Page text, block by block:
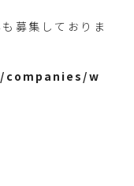
募集しておりま
w